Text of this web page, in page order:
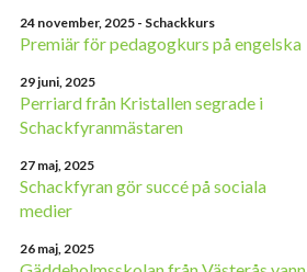
24 november, 2025 - Schackkurs
Premiär för pedagogkurs på engelska
29 juni, 2025
Perriard från Kristallen segrade i
Schackfyranmästaren
27 maj, 2025
Schackfyran gör succé på sociala
medier
26 maj, 2025